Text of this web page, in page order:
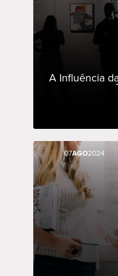
A Influência
07AGO2024
07AGO2024